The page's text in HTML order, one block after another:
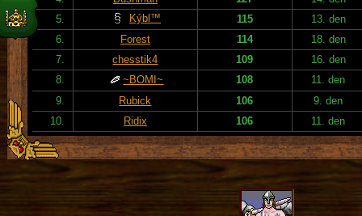
5.
Kýbl™ 115
13. den
6.
Forest 114
18. den
7.
chesstik4 109
16. den
8.
~BOMI~ 108
11. den
9.
Rubick 106
9. den
10.
Ridix 106 11. den